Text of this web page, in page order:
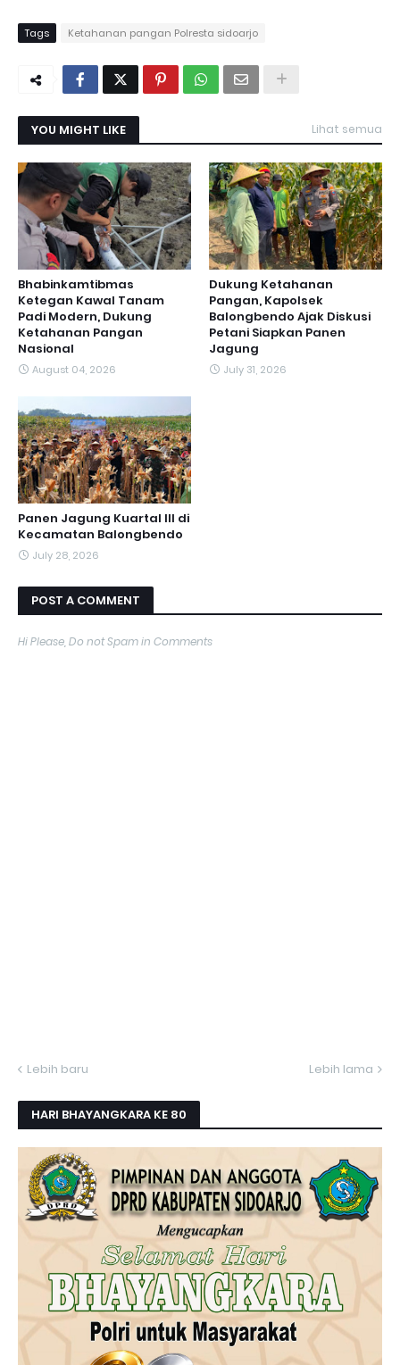
Tags Ketahanan pangan Polresta sidoarjo
YOU MIGHT LIKE Lihat semua
Bhabinkamtibmas
Ketegan Kawal Tanam
Padi Modern, Dukung
Ketahanan Pangan
Nasional
August 04, 2026
Dukung Ketahanan
Pangan, Kapolsek
Balongbendo Ajak Diskusi
Petani Siapkan Panen
Jagung
July 31, 2026
Panen Jagung Kuartal III di
Kecamatan Balongbendo
July 28, 2026
POST A COMMENT
Hi Please, Do not Spam in Comments
Lebih baru Lebih lama
HARI BHAYANGKARA KE 80